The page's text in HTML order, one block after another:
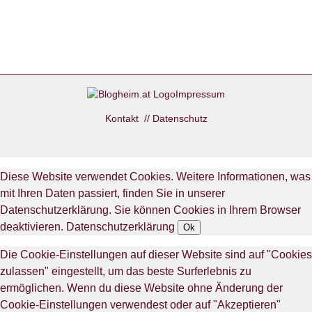
Impressum
Kontakt // Datenschutz
Diese Website verwendet Cookies. Weitere Informationen, was
mit Ihren Daten passiert, finden Sie in unserer
Datenschutzerklärung. Sie können Cookies in Ihrem Browser
deaktivieren. Datenschutzerklärung Ok
Die Cookie-Einstellungen auf dieser Website sind auf "Cookies
zulassen" eingestellt, um das beste Surferlebnis zu
ermöglichen. Wenn du diese Website ohne Änderung der
Cookie-Einstellungen verwendest oder auf "Akzeptieren"